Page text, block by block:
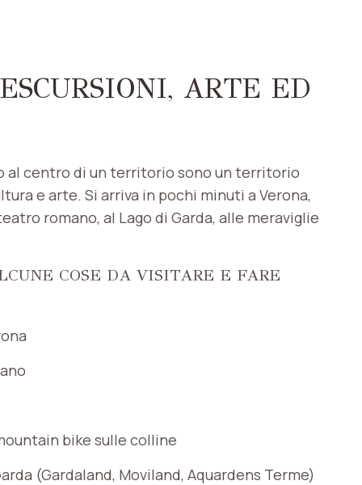
ARTE ED
al centro di un territorio sono un territorio
e arte. Si arriva in pochi minuti a Verona,
romano, al Lago di Garda, alle meraviglie
COSE DA VISITARE E FARE
bike sulle colline
(Gardaland, Moviland, Aquardens Terme)